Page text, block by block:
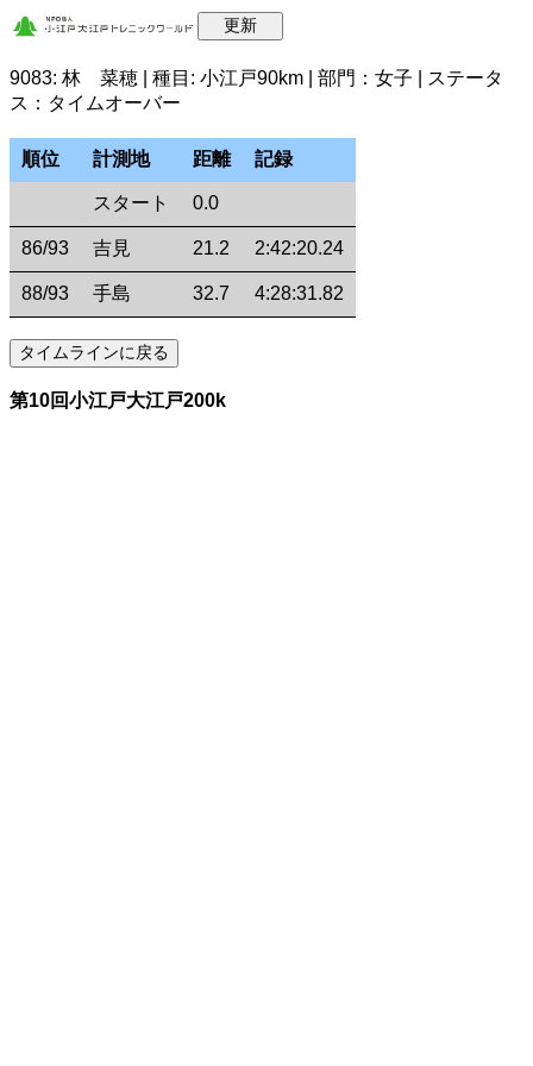
9083: 林 菜穂 | 種目: 小江戸90km | 部門：女子 | ステータ
ス：タイムオーバー
順位 計測地 距離 記録
スタート 0.0
86/93 吉見 21.2 2:42:20.24
88/93 手島 32.7 4:28:31.82
第10回小江戸大江戸200k